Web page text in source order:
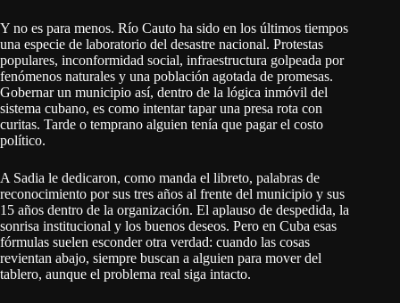
Y no es para menos. Río Cauto ha sido en los últimos tiempos
una especie de laboratorio del desastre nacional. Protestas
populares, inconformidad social, infraestructura golpeada por
fenómenos naturales y una población agotada de promesas.
Gobernar un municipio así, dentro de la lógica inmóvil del
sistema cubano, es como intentar tapar una presa rota con
curitas. Tarde o temprano alguien tenía que pagar el costo
político.
A Sadia le dedicaron, como manda el libreto, palabras de
reconocimiento por sus tres años al frente del municipio y sus
15 años dentro de la organización. El aplauso de despedida, la
sonrisa institucional y los buenos deseos. Pero en Cuba esas
fórmulas suelen esconder otra verdad: cuando las cosas
revientan abajo, siempre buscan a alguien para mover del
tablero, aunque el problema real siga intacto.